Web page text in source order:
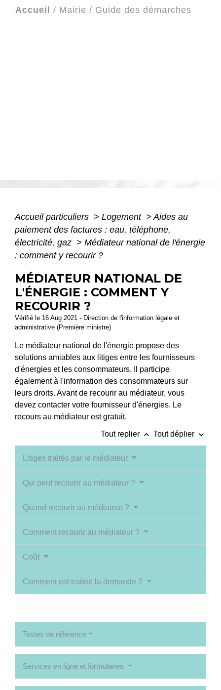
Accueil / Mairie / Guide des démarches
Accueil particuliers > Logement > Aides au
paiement des factures : eau, téléphone,
électricité, gaz > Médiateur national de l'énergie
: comment y recourir ?
MÉDIATEUR NATIONAL DE
L'ÉNERGIE : COMMENT Y
RECOURIR ?
Vérifié le 16 Aug 2021 - Direction de l'information légale et
administrative (Première ministre)
Le médiateur national de l'énergie propose des
solutions amiables aux litiges entre les fournisseurs
d'énergies et les consommateurs. Il participe
également à l'information des consommateurs sur
leurs droits. Avant de recourir au médiateur, vous
devez contacter votre fournisseur d'énergies. Le
recours au médiateur est gratuit.
Tout replier keyboard_arrow_up Tout déplier keyboard_arrow_down
Litiges traités par le médiateur
Qui peut recourir au médiateur ?
Quand recourir au médiateur ?
Comment recourir au médiateur ?
Coût
Comment est traitée la demande ?
Textes de référence
Services en ligne et formulaires